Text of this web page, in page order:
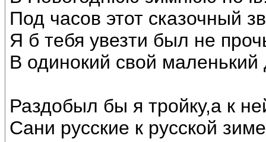
Под часов этот сказочный
Я б тебя увезти был не
В одинокий свой
Раздобыл бы я тройку,а к
Сани русские к русской